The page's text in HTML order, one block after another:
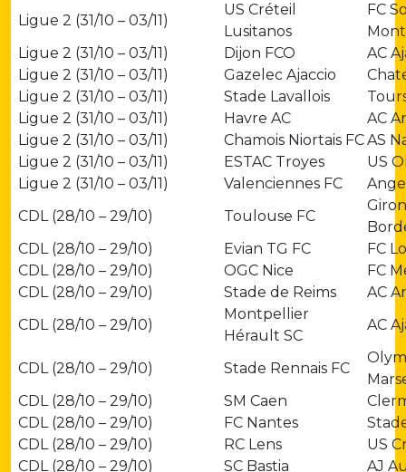
Ligue 2 (31/10 – 03/11)
US Créteil
Lusitanos
FC
Ligue 2 (31/10 – 03/11)
Dijon FCO
AC
Ligue 2 (31/10 – 03/11)
Gazelec Ajaccio
Ligue 2 (31/10 – 03/11)
Stade Lavallois
Ligue 2 (31/10 – 03/11)
Havre AC
AC
Ligue 2 (31/10 – 03/11)
Chamois Niortais FCAS
Ligue 2 (31/10 – 03/11)
ESTAC Troyes
US
Ligue 2 (31/10 – 03/11)
Valenciennes FC
CDL (28/10 – 29/10)
Toulouse FC
CDL (28/10 – 29/10)
Evian TG FC
FC
CDL (28/10 – 29/10)
OGC Nice
FC
CDL (28/10 – 29/10)
Stade de Reims
AC
CDL (28/10 – 29/10)
Montpellier
Hérault SC
AC
CDL (28/10 – 29/10) Stade Rennais FC
CDL (28/10 – 29/10)
SM Caen
CDL (28/10 – 29/10)
FC Nantes
CDL (28/10 – 29/10)
RC Lens
US
CDL (28/10 – 29/10)
SC Bastia
AJ